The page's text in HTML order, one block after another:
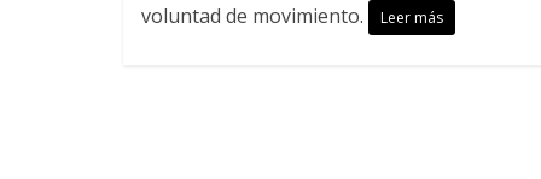
voluntad de movimiento.
Leer más